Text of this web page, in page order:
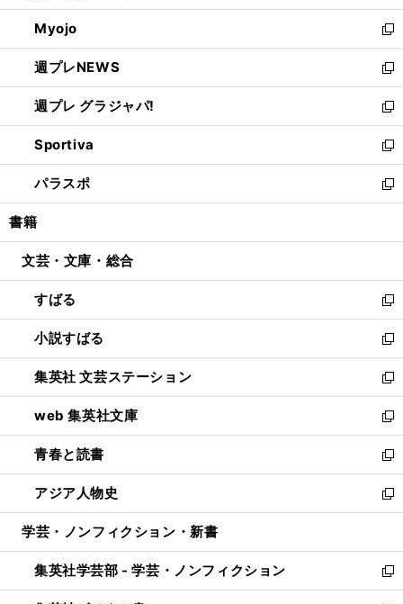
開
く
ウ
で
開
く
ン
ド
ウ
で
開
く
ウ
ィ
ン
ド
ウ
で
開
く
Myojo
新
し
い
ウ
ィ
ン
ド
ウ
で
開
週プレNEWS
新
し
い
ウ
ィ
ン
ド
ウ
開
週プレ グラジャパ!
新
し
い
ウ
ィ
ン
ウ
開
く
Sportiva
新
し
い
ウ
ン
ウ
で
開
く
パラスポ
新
し
ウ
ン
ド
ウ
で
開
く
書籍
文芸・文庫・総合
すばる
新
し
い
ウ
ィ
ン
ド
ウ
で
開
く
小説すばる
新
し
い
ウ
ィ
ン
ド
ウ
で
開
集英社 文芸ステーション
新
し
い
ウ
ィ
ン
ド
ウ
開
く
web 集英社文庫
新
し
い
ウ
ィ
ン
ウ
で
開
青春と読書
新
し
い
ウ
ン
ド
ウ
アジア人物史
新
し
ウ
ィ
ン
学芸・ノンフィクション・新書
集英社学芸部 - 学芸・ノンフィクション
新
し